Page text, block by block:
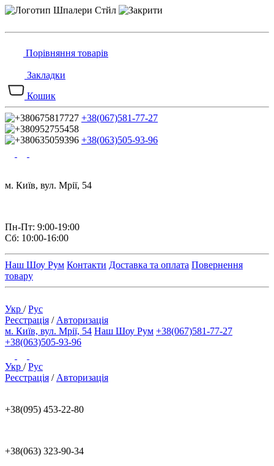
Порівняння товарів
Закладки
Кошик
+38(067)581-77-27
+38(063)505-93-96
м. Київ, вул. Мрії, 54
Пн-Пт: 9:00-19:00
Сб: 10:00-16:00
Наш Шоу Рум Контакти Доставка та оплата Повернення
товару
Укр /Рус
Реєстрація / Авторизація
м. Київ, вул. Мрії, 54 Наш Шоу Рум +38(067)581-77-27
+38(063)505-93-96
Укр /Рус
Реєстрація / Авторизація
+38(095) 453-22-80
+38(063) 323-90-34